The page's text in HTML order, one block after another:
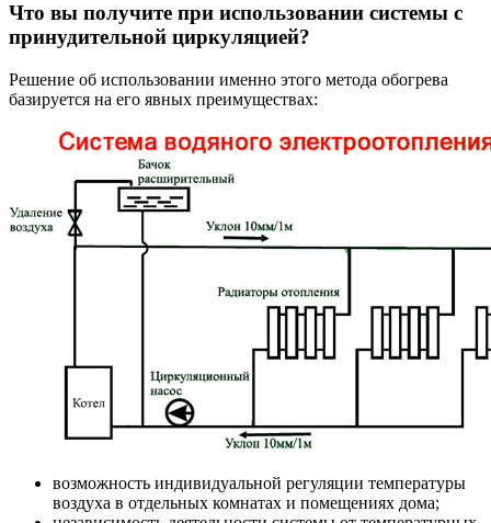
Что вы получите при использовании системы с
принудительной циркуляцией?
Решение об использовании именно этого метода обогрева
базируется на его явных преимуществах:
возможность индивидуальной регуляции температуры
воздуха в отдельных комнатах и помещениях дома;